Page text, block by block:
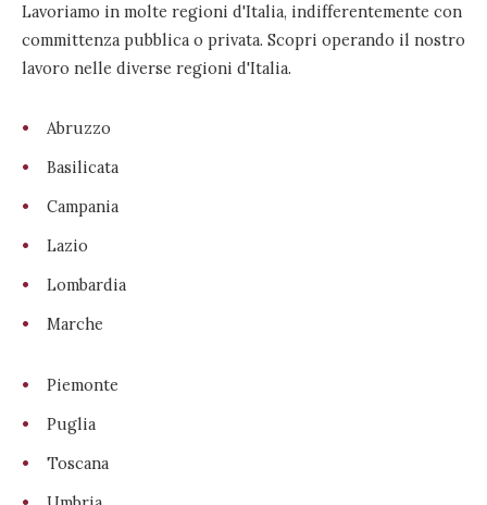
Lavoriamo in molte regioni d'Italia, indifferentemente con
committenza pubblica o privata. Scopri operando il nostro
lavoro nelle diverse regioni d'Italia.
Abruzzo
Basilicata
Campania
Lazio
Lombardia
Marche
Piemonte
Puglia
Toscana